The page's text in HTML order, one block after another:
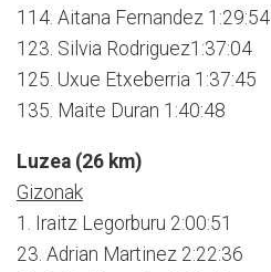
114. Aitana Fernandez 1:29:54
123. Silvia Rodriguez1:37:04
125. Uxue Etxeberria 1:37:45
135. Maite Duran 1:40:48
Luzea (26 km)
Gizonak
1. Iraitz Legorburu 2:00:51
23. Adrian Martinez 2:22:36